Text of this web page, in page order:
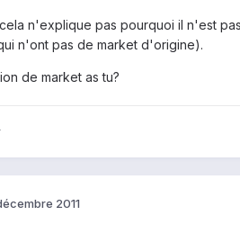
n'explique pas pourquoi il n'est
n'ont pas de market d'origine).
de market as tu?
2011